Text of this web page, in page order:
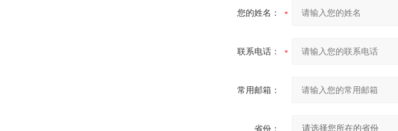
您的姓名：
联系电话：
常用邮箱：
省份：